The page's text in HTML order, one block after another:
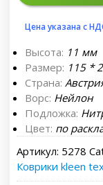
Цена указана с
Высота: 11 мм
Размер: 115 *
Страна:
Ворс: Нейлон
Подложка:
Цвет: по
Артикул: 5278
Коврики kleen